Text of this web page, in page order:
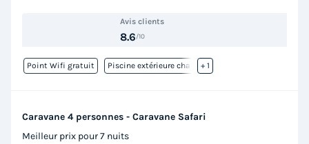
Avis clients
8.6/10
Point Wifi gratuit Piscine extérieure chauffée
+ 1
Caravane 4 personnes - Caravane Safari
Meilleur prix pour 7 nuits